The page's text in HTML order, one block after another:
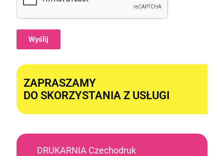
Wyślij
ZAPRASZAMY
DO SKORZYSTANIA Z USŁUGI
DRUKARNIA Czechodruk